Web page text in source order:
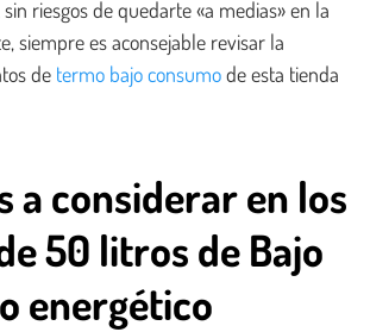
riesgos de quedarte «a medias» en la
siempre es aconsejable revisar la
de termo bajo consumode esta tienda
a considerar en los
50 litros de Bajo
energético